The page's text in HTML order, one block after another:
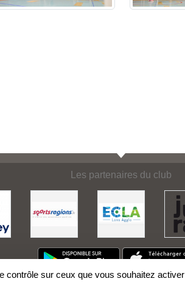
Les partenaires du club
contrôle sur ceux que vous souhaitez activer